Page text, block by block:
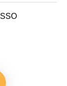
SSO